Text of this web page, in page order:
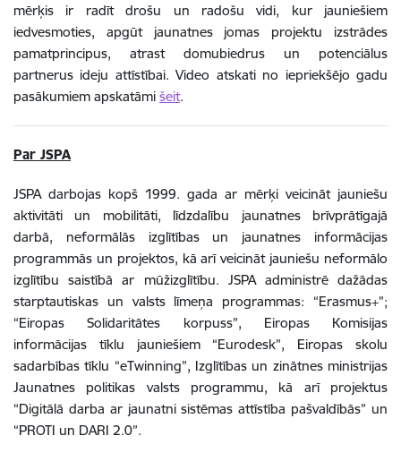
mērķis ir radīt drošu un radošu vidi, kur jauniešiem
iedvesmoties, apgūt jaunatnes jomas projektu izstrādes
pamatprincipus, atrast domubiedrus un potenciālus
partnerus ideju attīstībai. Video atskati no iepriekšējo gadu
pasākumiem apskatāmi šeit.
Par JSPA
JSPA darbojas kopš 1999. gada ar mērķi veicināt jauniešu
aktivitāti un mobilitāti, līdzdalību jaunatnes brīvprātīgajā
darbā, neformālās izglītības un jaunatnes informācijas
programmās un projektos, kā arī veicināt jauniešu neformālo
izglītību saistībā ar mūžizglītību. JSPA administrē dažādas
starptautiskas un valsts līmeņa programmas: “Erasmus+”;
“Eiropas Solidaritātes korpuss”, Eiropas Komisijas
informācijas tīklu jauniešiem “Eurodesk”, Eiropas skolu
sadarbības tīklu “eTwinning”, Izglītības un zinātnes ministrijas
Jaunatnes politikas valsts programmu, kā arī projektus
“Digitālā darba ar jaunatni sistēmas attīstība pašvaldībās” un
“PROTI un DARI 2.0”.